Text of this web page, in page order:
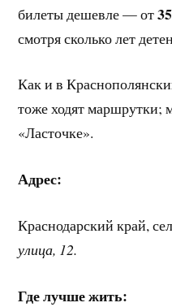
билеты дешевле — от
смотря сколько лет
Как и в
тоже ходят маршрутки;
«Ласточке».
Адрес:
Краснодарский край,
улица, 12.
Где лучше жить: